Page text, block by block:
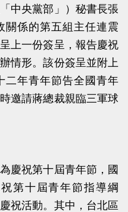
網
站：
當
黨
產
員
會
網
站：
不
當
黨
產
員
會
中央黨部」）秘書長張
關係的第五組主任連震
上一份簽呈，報告慶祝
情形。該份簽呈並附上
二年青年節告全國青年
邀請蔣總裁親臨三軍球
慶祝第十屆青年節，國
第十屆青年節指導綱
祝活動。其中，台北區